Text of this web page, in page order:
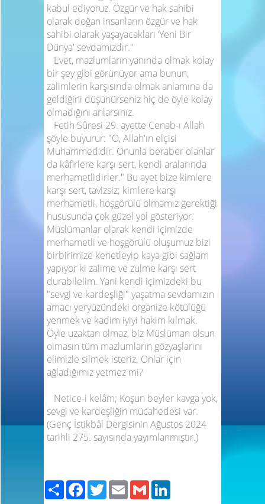
kabul ediyoruz. Özgür ve hak sahibi
olarak doğan insanların özgür ve hak
sahibi olarak yaşayacakları ‘Yeni Bir
Dünya' sevdamızdır."
Evet, mazlumların yanında olmak kolay
bir şey gibi görünüyor ama bunun,
zalimlerin karşısında olmak anlamına da
geldiğini düşünürseniz hiç de öyle kolay
olmadığını anlarsınız.
Fetih Sûresi 29. ayette Cenab-ı Allah
şöyle buyurur: "O, Allah'ın elçisi
Muhammed'dir. Onunla beraber olanlar
da kâfirlere karşı sert, kendi aralarında
merhametlidirler." Bu ayet bize kimlere
karşı sert, tavizsiz; kimlere karşı
merhametli, hoşgörülü olmamız gerektiği
hususunda çok güzel yol gösteriyor.
Müslümanlar olarak kendi içimizde
merhametli ve hoşgörülü oluşumuz bizi
birbirimize kenetleyip kaya gibi sağlam
yapıyor ki zalime ve zulme karşı sert
durabilelim. Yani kendi içimizdeki bu
"sevgi ve kardeşliği" yaşatma sevdamızın
amacı yeryüzündeki organize kötülüğü
yenmek ve kadim iyiyi hakim kılmak.
Öyle uzaktan olmaz, biz Müslüman olsun
olmasın tüm mazlumların gözyaşlarını
elimizle silmek isteriz. Onlar için
ağladığımız yetmez mi?
Netice-i kelâm; Koşun beyler kavga yok,
sevgi ve kardeşliğin mücahedesi var.
(Genç İstikbâl Dergisinin Ağustos 2024
tarihli 275. sayısında yayımlanmıştır.)
PaylaşFacebook
TwitterEmailGmail